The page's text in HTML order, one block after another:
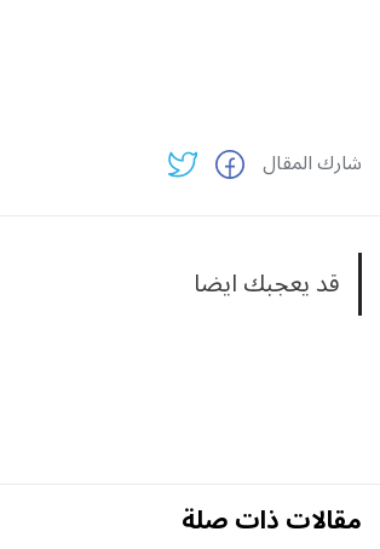
شارك المقال
قد يعجبك ايضا
مقالات ذات صلة